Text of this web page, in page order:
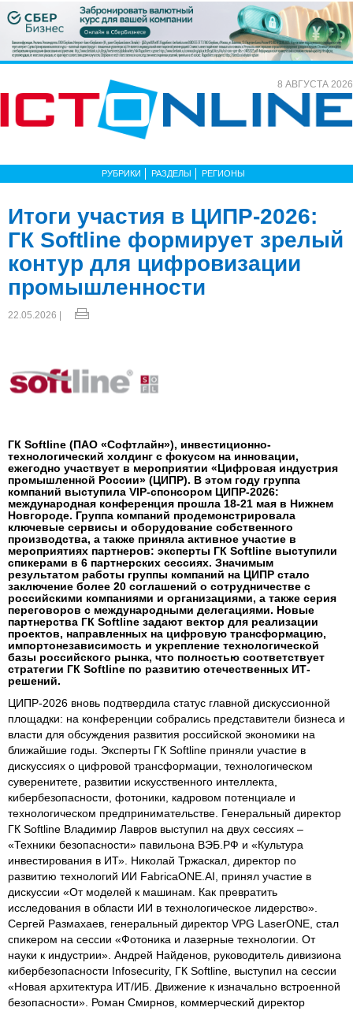
8 АВГУСТА 2026
РУБРИКИ РАЗДЕЛЫ РЕГИОНЫ
Итоги участия в ЦИПР-2026:
ГК Softline формирует зрелый
контур для цифровизации
промышленности
22.05.2026 |
ГК Softline (ПАО «Софтлайн»), инвестиционно-
технологический холдинг с фокусом на инновации,
ежегодно участвует в мероприятии «Цифровая индустрия
промышленной России» (ЦИПР). В этом году группа
компаний выступила VIP-спонсором ЦИПР-2026:
международная конференция прошла 18-21 мая в Нижнем
Новгороде. Группа компаний продемонстрировала
ключевые сервисы и оборудование собственного
производства, а также приняла активное участие в
мероприятиях партнеров: эксперты ГК Softline выступили
спикерами в 6 партнерских сессиях. Значимым
результатом работы группы компаний на ЦИПР стало
заключение более 20 соглашений о сотрудничестве с
российскими компаниями и организациями, а также серия
переговоров с международными делегациями. Новые
партнерства ГК Softline задают вектор для реализации
проектов, направленных на цифровую трансформацию,
импортонезависимость и укрепление технологической
базы российского рынка, что полностью соответствует
стратегии ГК Softline по развитию отечественных ИТ-
решений.
ЦИПР-2026 вновь подтвердила статус главной дискуссионной
площадки: на конференции собрались представители бизнеса и
власти для обсуждения развития российской экономики на
ближайшие годы. Эксперты ГК Softline приняли участие в
дискуссиях о цифровой трансформации, технологическом
суверенитете, развитии искусственного интеллекта,
кибербезопасности, фотоники, кадровом потенциале и
технологическом предпринимательстве. Генеральный директор
ГК Softline Владимир Лавров выступил на двух сессиях –
«Техники безопасности» павильона ВЭБ.РФ и «Культура
инвестирования в ИТ». Николай Тржаскал, директор по
развитию технологий ИИ FabricaONE.AI, принял участие в
дискуссии «От моделей к машинам. Как превратить
исследования в области ИИ в технологическое лидерство».
Сергей Размахаев, генеральный директор VPG LaserONE, стал
спикером на сессии «Фотоника и лазерные технологии. От
науки к индустрии». Андрей Найденов, руководитель дивизиона
кибербезопасности Infosecurity, ГК Softline, выступил на сессии
«Новая архитектура ИТ/ИБ. Движение к изначально встроенной
безопасности». Роман Смирнов, коммерческий директор